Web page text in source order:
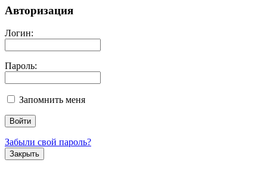
Авторизация
Логин:
Пароль:
Запомнить меня
Забыли свой пароль?
Закрыть